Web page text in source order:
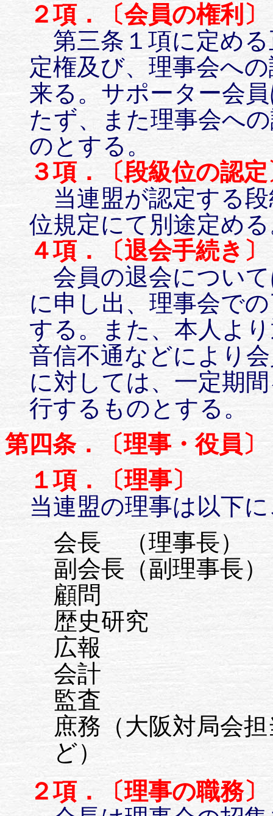
２項．〔会員の権利〕
第三条１項に定める
定権及び、理事会へ
来る。サポーター会
たず、また理事会へ
のとする。
３項．〔段級位の認
当連盟が認定する
位規定にて別途定め
４項．〔退会手続き〕
会員の退会につい
に申し出、理事会で
する。また、本人よ
音信不通などにより
に対しては、一定期
行するものとする。
第四条．〔理事・役員〕
１項．〔理事〕
当連盟の理事は以下
会長 （理事長）
副会長（副理事長）
顧問
歴史研究
広報
会計
監査
庶務（大阪対局会
ど）
２項．〔理事の職務〕